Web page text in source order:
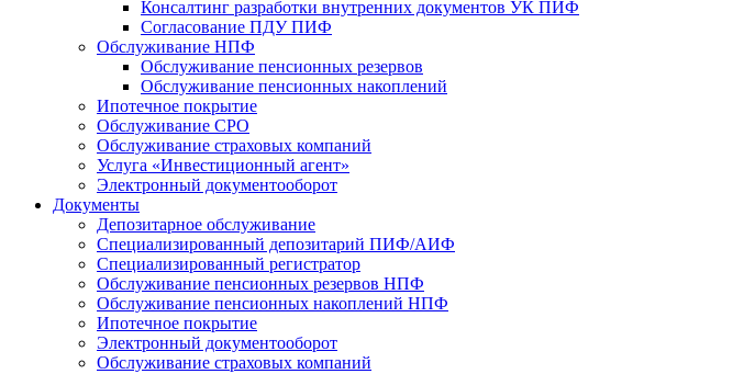
Консалтинг разработки внутренних документов УК ПИФ
Согласование ПДУ ПИФ
Обслуживание НПФ
Обслуживание пенсионных резервов
Обслуживание пенсионных накоплений
Ипотечное покрытие
Обслуживание СРО
Обслуживание страховых компаний
Услуга «Инвестиционный агент»
Электронный документооборот
Документы
Депозитарное обслуживание
Специализированный депозитарий ПИФ/АИФ
Специализированный регистратор
Обслуживание пенсионных резервов НПФ
Обслуживание пенсионных накоплений НПФ
Ипотечное покрытие
Электронный документооборот
Обслуживание страховых компаний